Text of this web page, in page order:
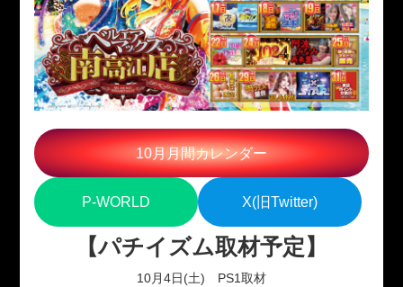
10月月間カレンダー
P-WORLD X(旧Twitter)
【パチイズム取材予定】
10月4日(土) PS1取材